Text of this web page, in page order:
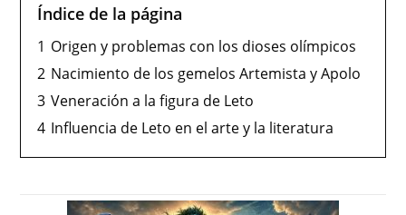
Índice de la página
1 Origen y problemas con los dioses olímpicos
2 Nacimiento de los gemelos Artemista y Apolo
3 Veneración a la figura de Leto
4 Influencia de Leto en el arte y la literatura